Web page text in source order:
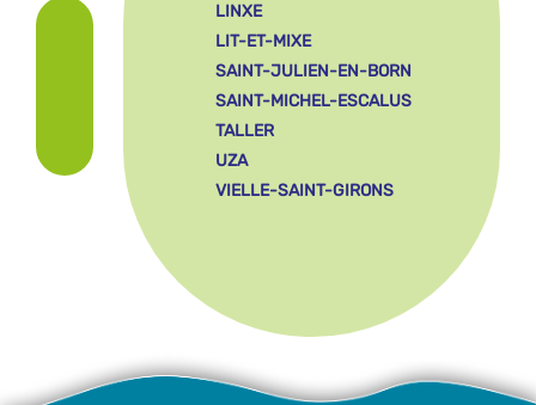
LINXE
LIT-ET-MIXE
SAINT-JULIEN-EN-BORN
SAINT-MICHEL-ESCALUS
TALLER
UZA
VIELLE-SAINT-GIRONS